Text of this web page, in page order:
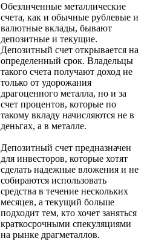
Обезличенные металлические
счета, как и обычные рублевые и
валютные вклады, бывают
депозитные и текущие.
Депозитный счет открывается на
определенный срок. Владельцы
такого счета получают доход не
только от удорожания
драгоценного металла, но и за
счет процентов, которые по
такому вкладу начисляются не в
деньгах, а в металле.
Депозитный счет предназначен
для инвесторов, которые хотят
сделать надежные вложения и не
собираются использовать
средства в течение нескольких
месяцев, а текущий больше
подходит тем, кто хочет заняться
краткосрочными спекуляциями
на рынке драгметаллов.